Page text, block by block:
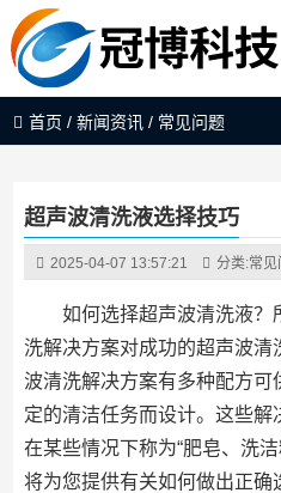
首页 /新闻资讯 / 常见问题
超声波清洗液选择技巧
2025-04-07 13:57:21 分类:常见
如何选择超声波清洗液？
洗解决方案对成功的超声波清
波清洗解决方案有多种配方
定的清洁任务而设计。这些解
在某些情况下称为“肥皂、洗
将为您提供有关如何做出正确